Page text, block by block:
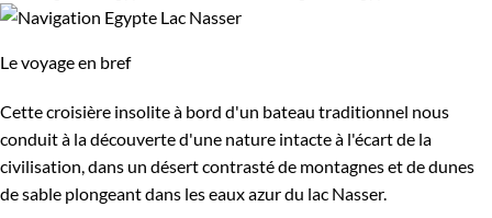
Le voyage en bref
Cette croisière insolite à bord d'un bateau traditionnel nous
conduit à la découverte d'une nature intacte à l'écart de la
civilisation, dans un désert contrasté de montagnes et de dunes
de sable plongeant dans les eaux azur du lac Nasser.